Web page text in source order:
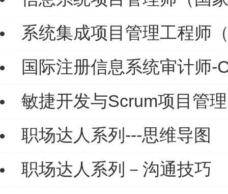
系统集成项目管理工程师
国际注册信息系统审计师-
敏捷开发与Scrum项目管理
职场达人系列---思维导图
职场达人系列－沟通技巧